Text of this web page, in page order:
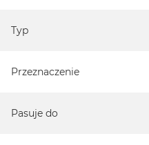
Typ
Przeznaczenie
Pasuje do